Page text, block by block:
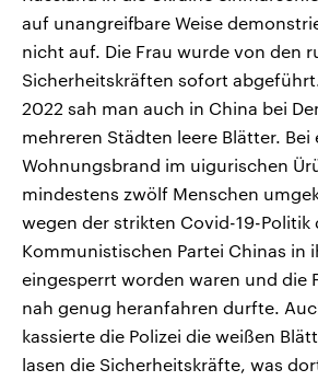
auf unangreifbare Weise
nicht auf. Die Frau wurde von den
Sicherheitskräften sofort
2022 sah man auch in China bei
mehreren Städten leere Blätter. Bei
Wohnungsbrand im uigurischen
mindestens zwölf Menschen
wegen der strikten Covid-19-Politik
Kommunistischen Partei Chinas in
eingesperrt worden waren und die
nah genug heranfahren durfte.
kassierte die Polizei die weißen
lasen die Sicherheitskräfte, was